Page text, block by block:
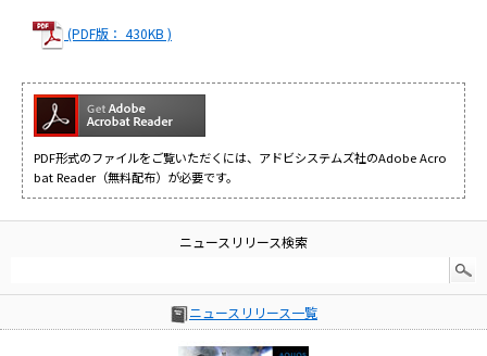
(PDF版： 430KB )
PDF形式のファイルをご覧いただくには、アドビシステムズ社のAdobe Acro
bat Reader（無料配布）が必要です。
ニュースリリース検索
ニュースリリース一覧